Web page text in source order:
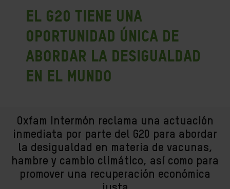
El G20 tiene una
oportunidad única de
abordar la desigualdad
en el mundo
Oxfam Intermón reclama una actuación
inmediata por parte del G20 para abordar
la desigualdad en materia de vacunas,
hambre y cambio climático, así como para
promover una recuperación económica